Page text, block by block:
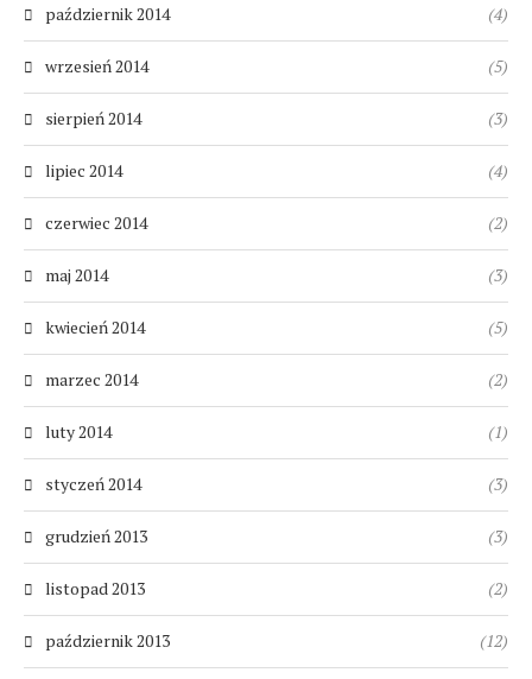
październik 2014 (4)
wrzesień 2014 (5)
sierpień 2014 (3)
lipiec 2014 (4)
czerwiec 2014 (2)
maj 2014 (3)
kwiecień 2014 (5)
marzec 2014 (2)
luty 2014 (1)
styczeń 2014 (3)
grudzień 2013 (3)
listopad 2013 (2)
październik 2013 (12)